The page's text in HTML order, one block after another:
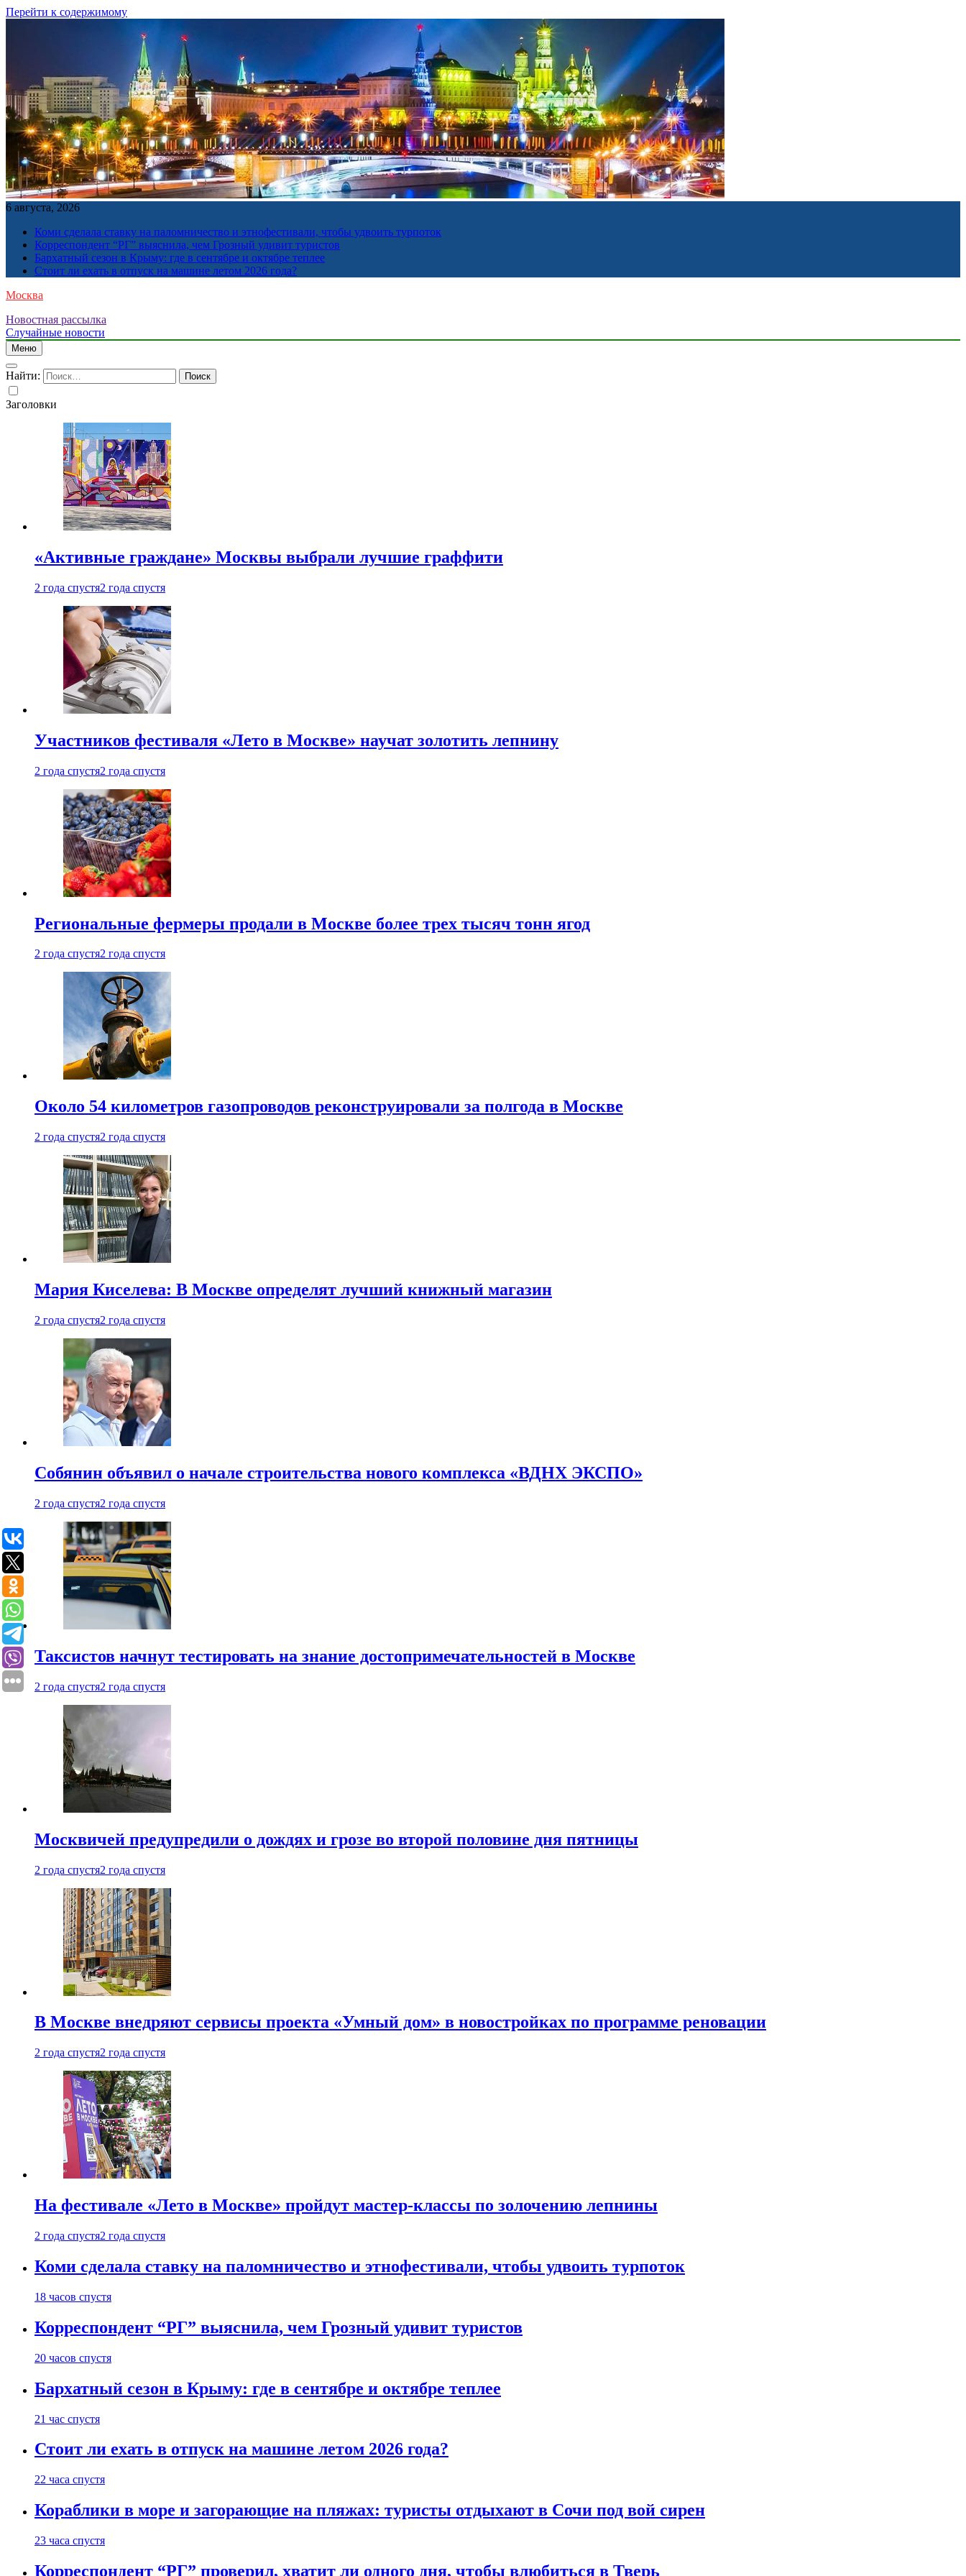
Перейти к содержимому
6 августа, 2026
Коми сделала ставку на паломничество и этнофестивали, чтобы удвоить турпоток
Корреспондент “РГ” выяснила, чем Грозный удивит туристов
Бархатный сезон в Крыму: где в сентябре и октябре теплее
Стоит ли ехать в отпуск на машине летом 2026 года?
Москва
Новостная рассылка
Случайные новости
Меню
Найти:
Заголовки
«Активные граждане» Москвы выбрали лучшие граффити
2 года спустя2 года спустя
Участников фестиваля «Лето в Москве» научат золотить лепнину
2 года спустя2 года спустя
Региональные фермеры продали в Москве более трех тысяч тонн ягод
2 года спустя2 года спустя
Около 54 километров газопроводов реконструировали за полгода в Москве
2 года спустя2 года спустя
Мария Киселева: В Москве определят лучший книжный магазин
2 года спустя2 года спустя
Собянин объявил о начале строительства нового комплекса «ВДНХ ЭКСПО»
2 года спустя2 года спустя
Таксистов начнут тестировать на знание достопримечательностей в Москве
2 года спустя2 года спустя
Москвичей предупредили о дождях и грозе во второй половине дня пятницы
2 года спустя2 года спустя
В Москве внедряют сервисы проекта «Умный дом» в новостройках по программе реновации
2 года спустя2 года спустя
На фестивале «Лето в Москве» пройдут мастер-классы по золочению лепнины
2 года спустя2 года спустя
Коми сделала ставку на паломничество и этнофестивали, чтобы удвоить турпоток
18 часов спустя
Корреспондент “РГ” выяснила, чем Грозный удивит туристов
20 часов спустя
Бархатный сезон в Крыму: где в сентябре и октябре теплее
21 час спустя
Стоит ли ехать в отпуск на машине летом 2026 года?
22 часа спустя
Кораблики в море и загорающие на пляжах: туристы отдыхают в Сочи под вой сирен
23 часа спустя
Корреспондент “РГ” проверил, хватит ли одного дня, чтобы влюбиться в Тверь